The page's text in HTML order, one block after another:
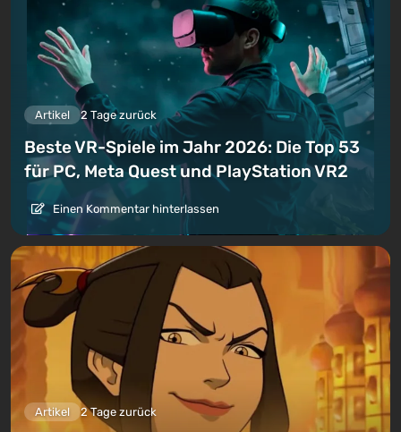
Artikel 2 Tage zurück
Beste VR-Spiele im Jahr 2026: Die Top 53
für PC, Meta Quest und PlayStation VR2
Einen Kommentar hinterlassen
Artikel 2 Tage zurück